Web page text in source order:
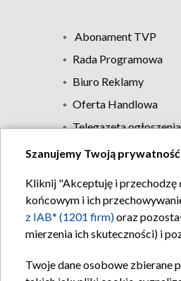
Abonament TVP
Rada Programowa
Biuro Reklamy
Oferta Handlowa
Telegazeta ogłoszenia
Szanujemy Twoją prywatność
Kliknij "Akceptuję i przechodzę
końcowym i ich
z IAB* (1201 firm)oraz
mierzenia ich skuteczności) i
Twoje dane osobowe zbierane